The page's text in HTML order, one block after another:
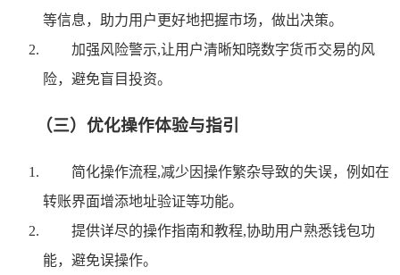
等信息，助力用户更好地把握市场，做出决策。
加强风险警示,让用户清晰知晓数字货币交易的风
险，避免盲目投资。
（三）优化操作体验与指引
简化操作流程,减少因操作繁杂导致的失误，例如在
转账界面增添地址验证等功能。
提供详尽的操作指南和教程,协助用户熟悉钱包功
能，避免误操作。